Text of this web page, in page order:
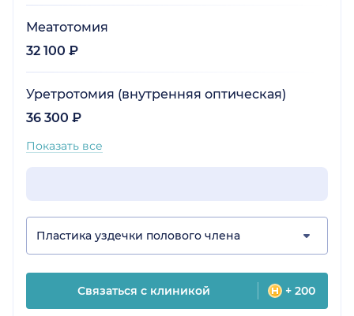
Меатотомия
32 100 ₽
Уретротомия (внутренняя оптическая)
36 300 ₽
Показать все
Пластика уздечки полового члена
Связаться с клиникой + 200